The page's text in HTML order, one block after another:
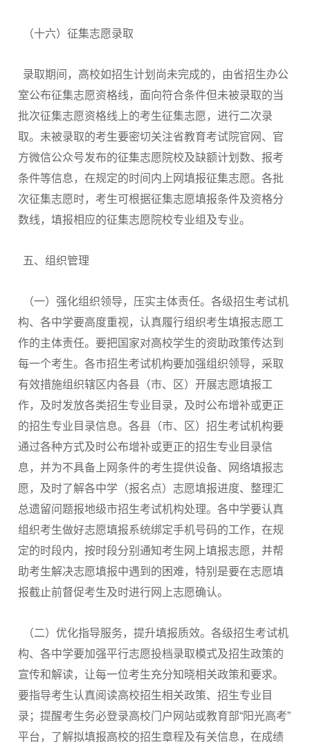
（十六）征集志愿录取
录取期间，高校如招生计划尚未完成的，由省招生办公
室公布征集志愿资格线，面向符合条件但未被录取的当
批次征集志愿资格线上的考生征集志愿，进行二次录
取。未被录取的考生要密切关注省教育考试院官网、官
方微信公众号发布的征集志愿院校及缺额计划数、报考
条件等信息，在规定的时间内上网填报征集志愿。各批
次征集志愿时，考生可根据征集志愿填报条件及资格分
数线，填报相应的征集志愿院校专业组及专业。
五、组织管理
（一）强化组织领导，压实主体责任。各级招生考试机
构、各中学要高度重视，认真履行组织考生填报志愿工
作的主体责任。要把国家对高校学生的资助政策传达到
每一个考生。各市招生考试机构要加强组织领导，采取
有效措施组织辖区内各县（市、区）开展志愿填报工
作，及时发放各类招生专业目录，及时公布增补或更正
的招生专业目录信息。各县（市、区）招生考试机构要
通过各种方式及时公布增补或更正的招生专业目录信
息，并为不具备上网条件的考生提供设备、网络填报志
愿，及时了解各中学（报名点）志愿填报进度、整理汇
总遗留问题报地级市招生考试机构处理。各中学要认真
组织考生做好志愿填报系统绑定手机号码的工作，在规
定的时段内，按时段分别通知考生网上填报志愿，并帮
助考生解决志愿填报中遇到的困难，特别是要在志愿填
报截止前督促考生及时进行网上志愿确认。
（二）优化指导服务，提升填报质效。各级招生考试机
构、各中学要加强平行志愿投档录取模式及招生政策的
宣传和解读，让每一位考生充分知晓相关政策和要求。
要指导考生认真阅读高校招生相关政策、招生专业目
录；提醒考生务必登录高校门户网站或教育部“阳光高考”
平台，了解拟填报高校的招生章程及有关信息，在成绩